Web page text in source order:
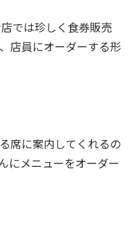
では珍しく食券販売
店員にオーダーする形
席に案内してくれるの
にメニューをオーダー